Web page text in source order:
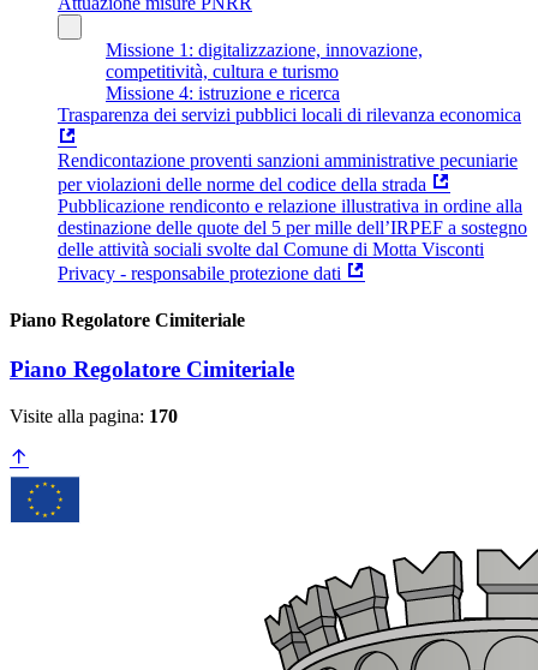
Missione 1: digitalizzazione, innovazione,
competitività, cultura e turismo
Missione 4: istruzione e ricerca
Trasparenza dei servizi pubblici locali di rilevanza economica
Rendicontazione proventi sanzioni amministrative pecuniarie
per violazioni delle norme del codice della strada
Pubblicazione rendiconto e relazione illustrativa in ordine alla
destinazione delle quote del 5 per mille dell’IRPEF a sostegno
delle attività sociali svolte dal Comune di Motta Visconti
Privacy - responsabile protezione dati
Piano Regolatore Cimiteriale
Piano Regolatore Cimiteriale
Visite alla pagina: 170